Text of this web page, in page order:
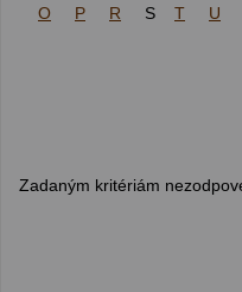
O
P R S T U
Zadaným kritériám